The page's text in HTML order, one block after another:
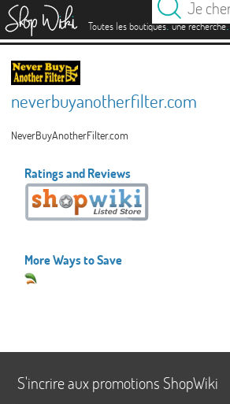
Toutes les boutiques.une recherche.
neverbuyanotherfilter.com
NeverBuyAnotherFilter.com
Ratings and Reviews
More Ways to Save
S'incrire aux promotions ShopWiki